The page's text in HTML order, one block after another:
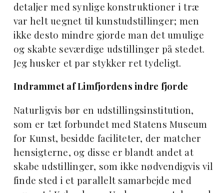
detaljer med synlige konstruktioner i træ
var helt uegnet til kunstudstillinger; men
ikke desto mindre gjorde man det umulige
og skabte seværdige udstillinger på stedet.
Jeg husker et par stykker ret tydeligt.
Indrammet af Limfjordens indre fjorde
Naturligvis bør en udstillingsinstitution,
som er tæt forbundet med Statens Museum
for Kunst, besidde faciliteter, der matcher
hensigterne, og disse er blandt andet at
skabe udstillinger, som ikke nødvendigvis vil
finde sted i et parallelt samarbejde med